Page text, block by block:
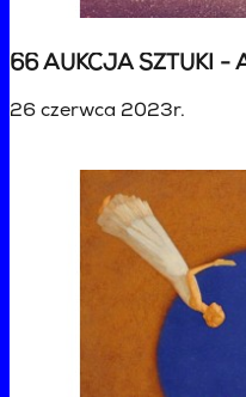
26 czerwca 2023r.